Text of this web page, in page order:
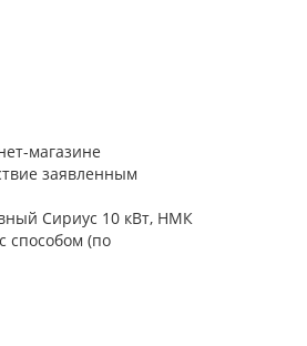
магазине
заявленным
Сириус 10 кВт, НМК
способом (по